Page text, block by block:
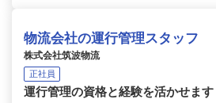
物流会社の運行管理スタッフ
株式会社筑波物流
正社員
運行管理の資格と経験を活かせま